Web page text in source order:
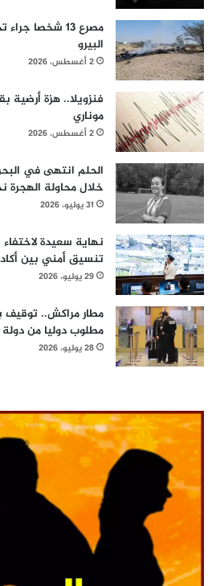
مصرع 13 شخصا
البيرو
2 أغسطس، 2026
موناري
2 أغسطس، 2026
الحلم انتهى في
خلال محاولة الهجرة
31 يوليو، 2026
نهاية سعيدة
تنسيق أمني بين
29 يوليو، 2026
مطار مراكش.. توقيف
مطلوب دوليا من دولة
28 يوليو، 2026